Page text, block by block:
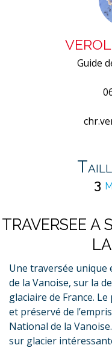
Guide
3
TRAVERSEE A
Une traversée unique
de la Vanoise, sur la
glaciaire de France.
et préservé de
National de la
sur glacier